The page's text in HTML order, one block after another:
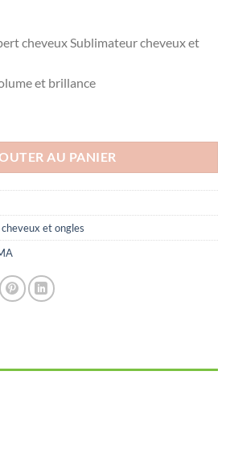
cheveux Sublimateur cheveux et
et brillance
AU PANIER
et ongles